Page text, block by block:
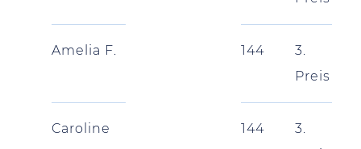
Amelia F. 144
3.
Preis
Caroline
144
3.